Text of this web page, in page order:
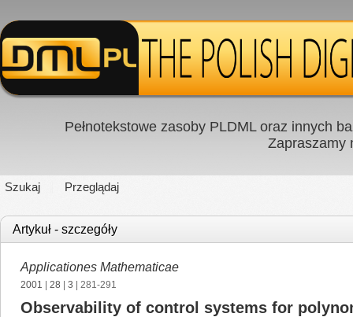
Pełnotekstowe zasoby PLDML oraz innych
Zapraszamy
Szukaj Przeglądaj
Artykuł - szczegóły
Applicationes Mathematicae
2001 28 3 | 281-291
Observability of control systems for